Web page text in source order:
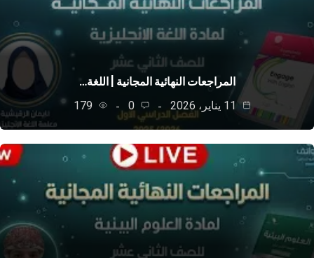
المراجعات النهائية المجانية | اللغة…
0
179